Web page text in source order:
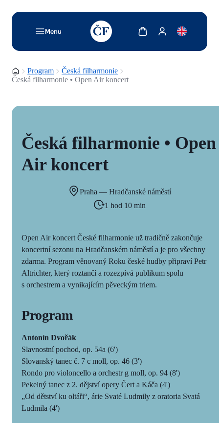
Menu
TODO: Add description for reader
Zobrazit košíkZobrazit můj účet
Domovská stránka
Program
Česká filharmonie
Česká filharmonie • Open Air koncert
Česká filharmonie • Open
Air koncert
Praha — Hradčanské náměstí
1 hod 10 min
Open Air koncert České filharmonie už tradičně zakončuje
koncertní sezonu na Hradčanském náměstí a je pro všechny
zdarma. Program věnovaný Roku české hudby připraví Petr
Altrichter, který roztančí a rozezpívá publikum spolu
s orchestrem a vynikajícím pěveckým triem.
Program
Antonín Dvořák
Slavnostní pochod, op. 54a (6')
Slovanský tanec č. 7 c moll, op. 46 (3')
Rondo pro violoncello a orchestr g moll, op. 94 (8')
Pekelný tanec z 2. dějství opery Čert a Káča (4')
„Od dětství ku oltáři“, árie Svaté Ludmily z oratoria Svatá
Ludmila (4')